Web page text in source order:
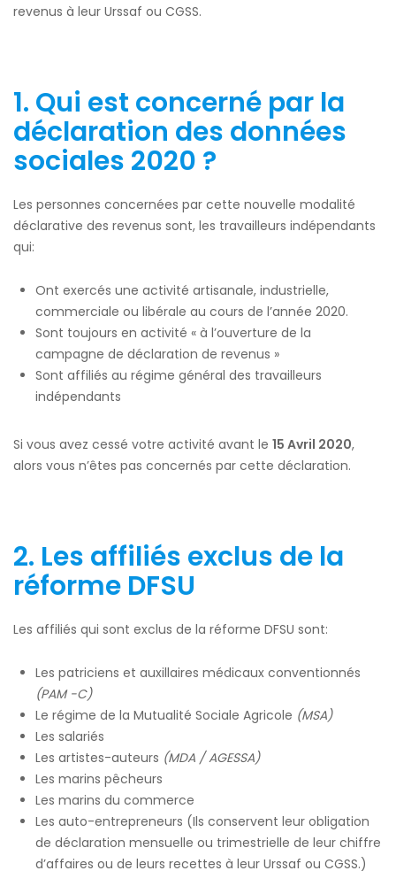
revenus à leur Urssaf ou CGSS.
1. Qui est concerné par la
déclaration des données
sociales 2020 ?
Les personnes concernées par cette nouvelle modalité
déclarative des revenus sont, les travailleurs indépendants
qui:
Ont exercés une activité artisanale, industrielle,
commerciale ou libérale au cours de l’année 2020.
Sont toujours en activité « à l’ouverture de la
campagne de déclaration de revenus »
Sont affiliés au régime général des travailleurs
indépendants
Si vous avez cessé votre activité avant le 15 Avril 2020,
alors vous n’êtes pas concernés par cette déclaration.
2. Les affiliés exclus de la
réforme DFSU
Les affiliés qui sont exclus de la réforme DFSU sont:
Les patriciens et auxillaires médicaux conventionnés
(PAM -C)
Le régime de la Mutualité Sociale Agricole (MSA)
Les salariés
Les artistes-auteurs (MDA / AGESSA)
Les marins pêcheurs
Les marins du commerce
Les auto-entrepreneurs (Ils conservent leur obligation
de déclaration mensuelle ou trimestrielle de leur chiffre
d’affaires ou de leurs recettes à leur Urssaf ou CGSS.)